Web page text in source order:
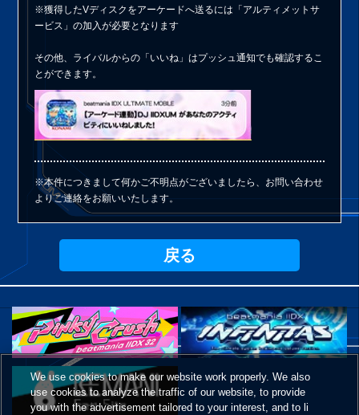
※獲得したVディスクをアーケードへ送るには「アルティメットサ
ービス」の加入が必要となります
その他、ライバルからの「いいね」はプッシュ通知でも確認するこ
とができます。
※本件につきまして何かご不明点がございましたら、お問い合わせ
よりご連絡をお願いいたします。
戻る
We use cookies to make our website work properly. We also
use cookies to analyze the traffic of our website, to provide
you with the advertisement tailored to your interest, and to li